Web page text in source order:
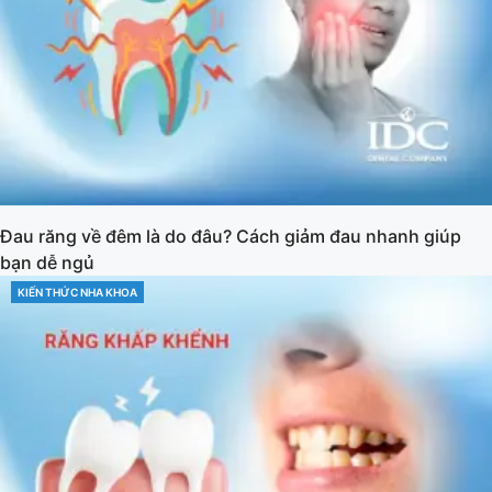
Đau răng về đêm là do đâu? Cách giảm đau nhanh giúp
bạn dễ ngủ
KIẾN THỨC NHA KHOA